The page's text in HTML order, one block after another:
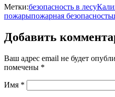
Метки:безопасность в лесу
пожарыпожарная безопасность
Добавить
Ваш адрес email не будет
помечены *
Имя *